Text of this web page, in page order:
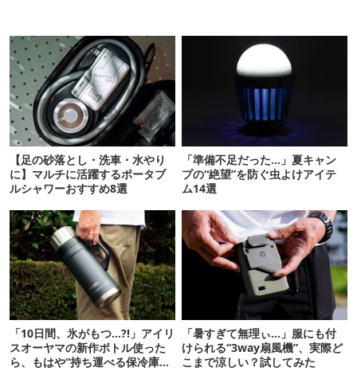
【足の砂落とし・洗車・水やり
に】マルチに活躍するポータブ
ルシャワーおすすめ8選
「準備不足だった…」夏キャン
プの“絶望”を防ぐ虫よけアイテ
ム14選
「10日間、氷がもつ…?!」アイリ
スオーヤマの新作ボトル使った
ら、もはや“持ち運べる保冷庫
「暑すぎて無理ぃ…」服にも付
けられる“3way扇風機”、実際ど
こまで涼しい？試してみた